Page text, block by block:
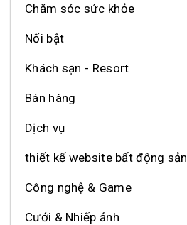
Chăm sóc sức khỏe
Nổi bật
Khách sạn - Resort
Bán hàng
Dịch vụ
thiết kế website bất động sản
Công nghệ & Game
Cưới & Nhiếp ảnh